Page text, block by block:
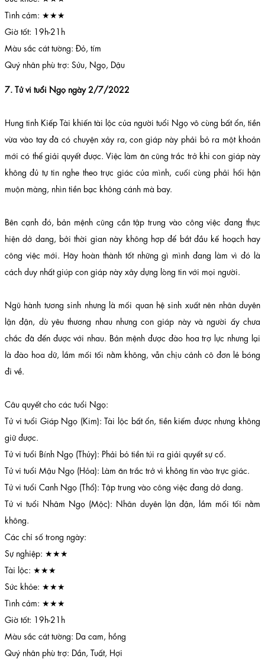
Tình cảm: ★★★
Giờ tốt: 19h-21h
Màu sắc cát tường: Đỏ, tím
Quý nhân phù trợ: Sửu, Ngọ, Dậu
7. Tử vi tuổi Ngọ ngày 2/7/2022
Hung tinh Kiếp Tài khiến tài lộc của người tuổi Ngọ vô cùng bất ổn, tiền
vừa vào tay đã có chuyện xảy ra, con giáp này phải bỏ ra một khoản
mới có thể giải quyết được. Việc làm ăn cũng trắc trở khi con giáp này
không đủ tự tin nghe theo trực giác của mình, cuối cùng phải hối hận
muộn màng, nhìn tiền bạc không cánh mà bay.
Bên cạnh đó, bản mệnh cũng cần tập trung vào công việc đang thực
hiện dở dang, bởi thời gian này không hợp để bắt đầu kế hoạch hay
công việc mới. Hãy hoàn thành tốt những gì mình đang làm vì đó là
cách duy nhất giúp con giáp này xây dựng lòng tin với mọi người.
Ngũ hành tương sinh nhưng là mối quan hệ sinh xuất nên nhân duyên
lận đận, dù yêu thương nhau nhưng con giáp này và người ấy chưa
chắc đã đến được với nhau. Bản mệnh được đào hoa trợ lực nhưng lại
là đào hoa dữ, lắm mối tối nằm không, vẫn chịu cảnh cô đơn lẻ bóng
đi về.
Câu quyết cho các tuổi Ngọ:
Tử vi tuổi Giáp Ngọ (Kim): Tài lộc bất ổn, tiền kiếm được nhưng không
giữ được.
Tử vi tuổi Bính Ngọ (Thủy): Phải bỏ tiền túi ra giải quyết sự cố.
Tử vi tuổi Mậu Ngọ (Hỏa): Làm ăn trắc trở vì không tin vào trực giác.
Tử vi tuổi Canh Ngọ (Thổ): Tập trung vào công việc đang dở dang.
Tử vi tuổi Nhâm Ngọ (Mộc): Nhân duyên lận đận, lắm mối tối nằm
không.
Các chỉ số trong ngày:
Sự nghiệp: ★★★
Tài lộc: ★★★
Sức khỏe: ★★★
Tình cảm: ★★★
Giờ tốt: 19h-21h
Màu sắc cát tường: Da cam, hồng
Quý nhân phù trợ: Dần, Tuất, Hợi